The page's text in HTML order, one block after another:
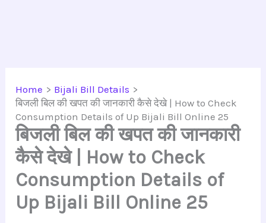
Home
Bijali Bill Details
बिजली बिल की खपत की जानकारी कैसे देखे | How to Check
Consumption Details of Up Bijali Bill Online 25
बिजली बिल की खपत की जानकारी
कैसे देखे | How to Check
Consumption Details of
Up Bijali Bill Online 25